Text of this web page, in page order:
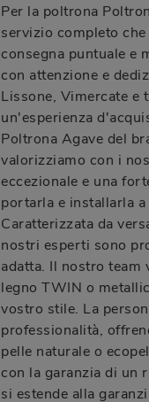
Per la poltrona
servizio completo
consegna puntuale e
con attenzione e
Lissone, Vimercate
un'esperienza
Poltrona Agave del
valorizziamo con i
eccezionale e una
portarla e installarla
Caratterizzata da
nostri esperti sono
adatta. Il nostro team
legno TWIN o
vostro stile. La
professionalità,
pelle naturale o
con la garanzia di un
si estende alla